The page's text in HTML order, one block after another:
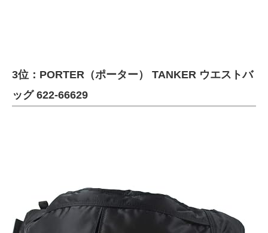
3位：PORTER（ポーター） TANKER ウエストバ
ッグ 622-66629